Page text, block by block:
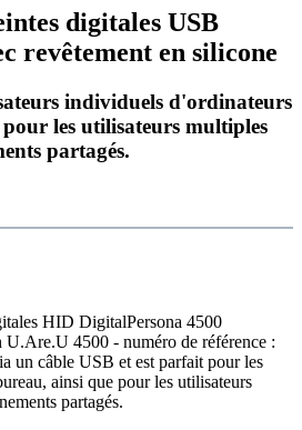
digitales USB
revêtement en silicone
individuels d'ordinateurs
les utilisateurs multiples
partagés.
HID DigitalPersona 4500
U.Are.U 4500 - numéro de référence :
un câble USB et est parfait pour les
ainsi que pour les utilisateurs
partagés.